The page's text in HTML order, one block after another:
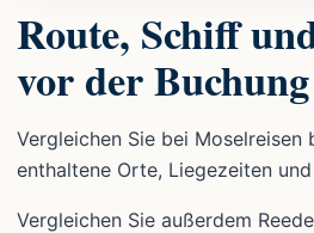
Route, Schiff
vor der
Vergleichen Sie bei Moselreisen
enthaltene Orte, Liegezeiten
Vergleichen Sie außerdem